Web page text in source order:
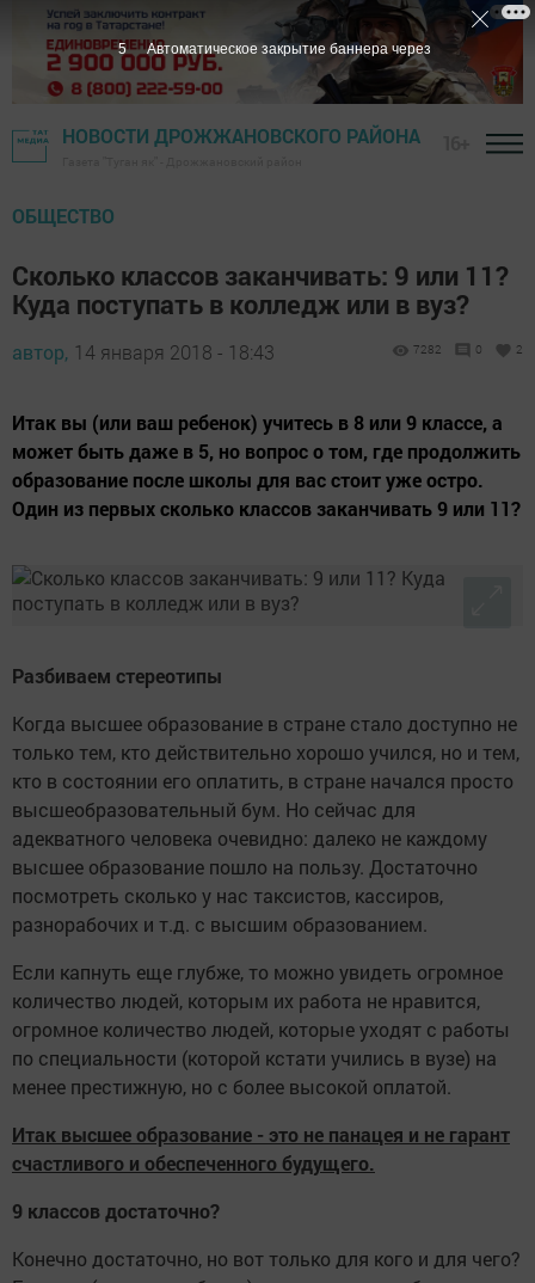
НОВОСТИ ДРОЖЖАНОВСКОГО РАЙОНА
ОБЩЕСТВО
Сколько классов заканчивать: 9 или 11?
Куда поступать в колледж или в вуз?
автор, 14 января 2018 - 18:43 7282 0 2
Итак вы (или ваш ребенок) учитесь в 8 или 9 классе, а
может быть даже в 5, но вопрос о том, где продолжить
образование после школы для вас стоит уже остро.
Один из первых сколько классов заканчивать 9 или 11?
Разбиваем стереотипы
Когда высшее образование в стране стало доступно не
только тем, кто действительно хорошо учился, но и тем,
кто в состоянии его оплатить, в стране начался просто
высшеобразовательный бум. Но сейчас для
адекватного человека очевидно: далеко не каждому
высшее образование пошло на пользу. Достаточно
посмотреть сколько у нас таксистов, кассиров,
разнорабочих и т.д. с высшим образованием.
Если капнуть еще глубже, то можно увидеть огромное
количество людей, которым их работа не нравится,
огромное количество людей, которые уходят с работы
по специальности (которой кстати учились в вузе) на
менее престижную, но с более высокой оплатой.
Итак высшее образование - это не панацея и не гарант
счастливого и обеспеченного будущего.
9 классов достаточно?
Конечно достаточно, но вот только для кого и для чего?
4 Автоматическое закрытие баннера через